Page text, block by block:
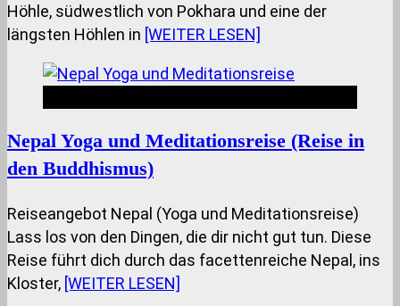
Höhle, südwestlich von Pokhara und eine der
längsten Höhlen in [WEITER LESEN]
Nepal Yoga und Meditationsreise (Reise in
den Buddhismus)
Reiseangebot Nepal (Yoga und Meditationsreise)
Lass los von den Dingen, die dir nicht gut tun. Diese
Reise führt dich durch das facettenreiche Nepal, ins
Kloster, [WEITER LESEN]